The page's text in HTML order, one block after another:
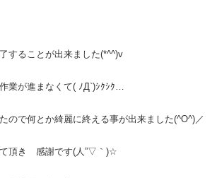
することが出来ました(*^^)v
業が進まなくて( ﾉД`)ｼｸｼｸ…
ので何とか綺麗に終える事が出来ました(^O^)／
て頂き 感謝です(人”▽｀)☆